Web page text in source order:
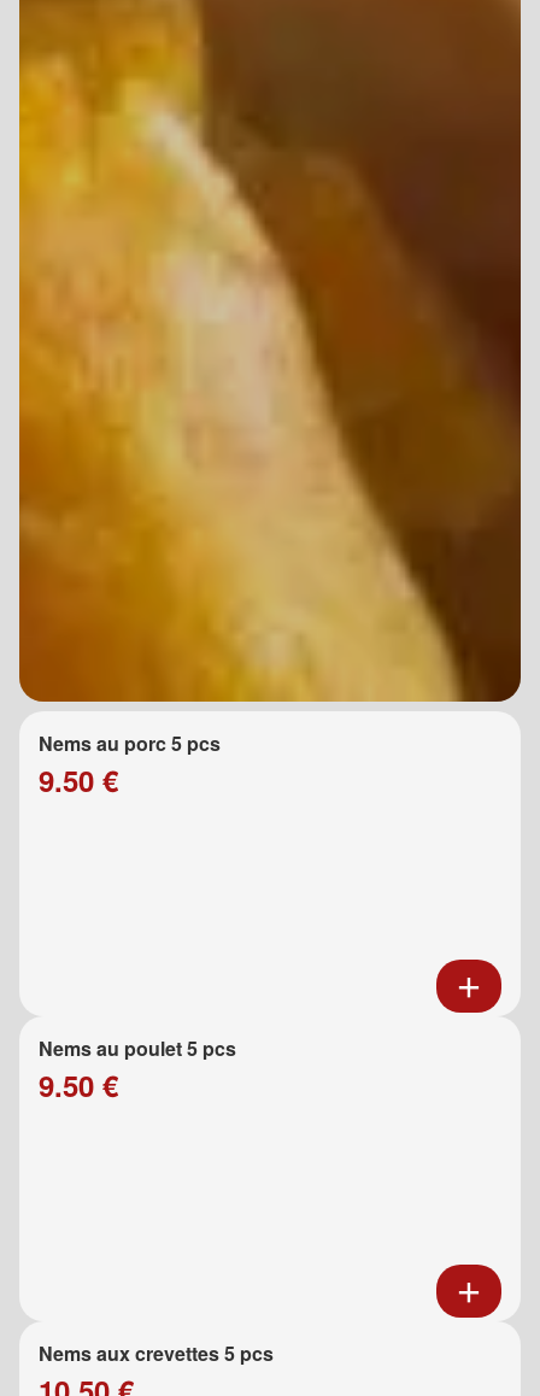
Nems au porc 5 pcs
9.50 €
Nems au poulet 5 pcs
9.50 €
Nems aux crevettes 5 pcs